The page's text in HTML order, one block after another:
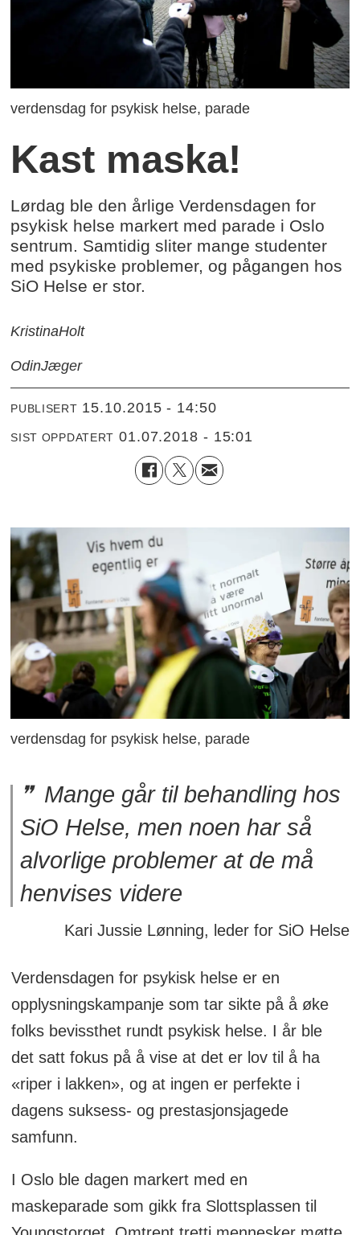
verdensdag for psykisk helse, parade
Kast maska!
Lørdag ble den årlige Verdensdagen for
psykisk helse markert med parade i Oslo
sentrum. Samtidig sliter mange studenter
med psykiske problemer, og pågangen hos
SiO Helse er stor.
KristinaHolt
OdinJæger
PUBLISERT 15.10.2015 - 14:50
SIST OPPDATERT 01.07.2018 - 15:01
verdensdag for psykisk helse, parade
Mange går til behandling hos
SiO Helse, men noen har så
alvorlige problemer at de må
henvises videre
Kari Jussie Lønning, leder for SiO Helse
Verdensdagen for psykisk helse er en
opplysningskampanje som tar sikte på å øke
folks bevissthet rundt psykisk helse. I år ble
det satt fokus på å vise at det er lov til å ha
«riper i lakken», og at ingen er perfekte i
dagens suksess- og prestasjonsjagede
samfunn.
I Oslo ble dagen markert med en
maskeparade som gikk fra Slottsplassen til